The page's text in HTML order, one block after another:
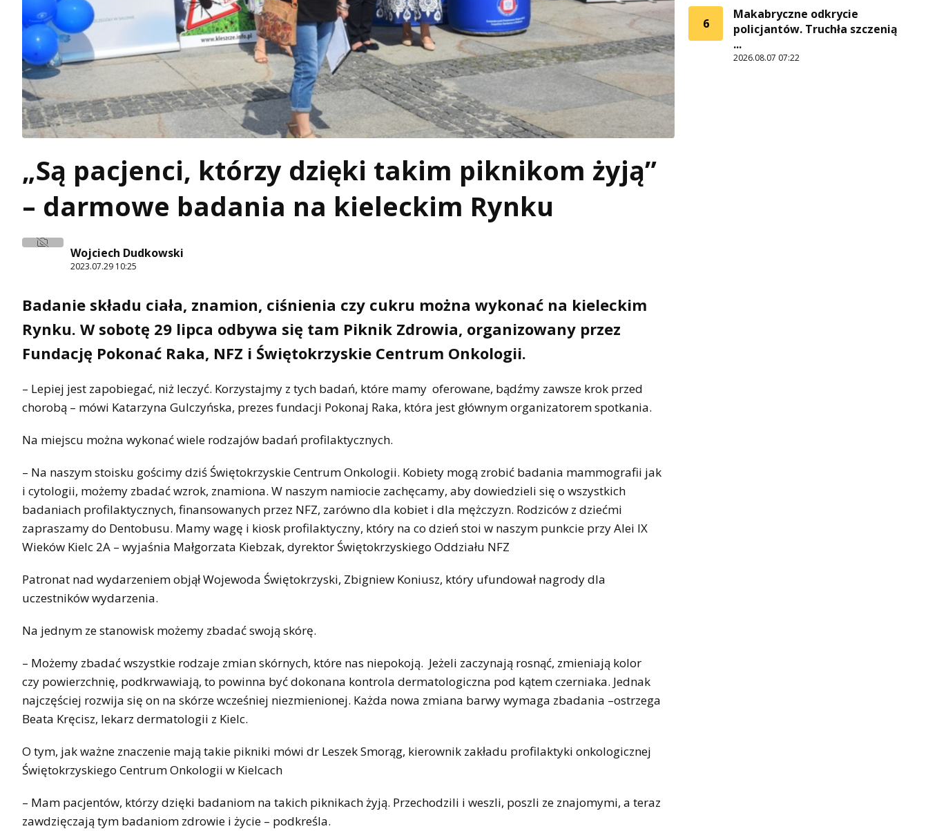
„Są pacjenci, którzy dzięki takim piknikom żyją”
– darmowe badania na kieleckim Rynku
Wojciech Dudkowski
2023.07.29 10:25
Badanie składu ciała, znamion, ciśnienia czy cukru można wykonać na kieleckim
Rynku. W sobotę 29 lipca odbywa się tam Piknik Zdrowia, organizowany przez
Fundację Pokonać Raka, NFZ i Świętokrzyskie Centrum Onkologii.
– Lepiej jest zapobiegać, niż leczyć. Korzystajmy z tych badań, które mamy oferowane, bądźmy zawsze krok przed
chorobą – mówi Katarzyna Gulczyńska, prezes fundacji Pokonaj Raka, która jest głównym organizatorem spotkania.
Na miejscu można wykonać wiele rodzajów badań profilaktycznych.
– Na naszym stoisku gościmy dziś Świętokrzyskie Centrum Onkologii. Kobiety mogą zrobić badania mammografii jak
i cytologii, możemy zbadać wzrok, znamiona. W naszym namiocie zachęcamy, aby dowiedzieli się o wszystkich
badaniach profilaktycznych, finansowanych przez NFZ, zarówno dla kobiet i dla mężczyzn. Rodziców z dziećmi
zapraszamy do Dentobusu. Mamy wagę i kiosk profilaktyczny, który na co dzień stoi w naszym punkcie przy Alei IX
Wieków Kielc 2A – wyjaśnia Małgorzata Kiebzak, dyrektor Świętokrzyskiego Oddziału NFZ
Patronat nad wydarzeniem objął Wojewoda Świętokrzyski, Zbigniew Koniusz, który ufundował nagrody dla
uczestników wydarzenia.
Na jednym ze stanowisk możemy zbadać swoją skórę.
– Możemy zbadać wszystkie rodzaje zmian skórnych, które nas niepokoją. Jeżeli zaczynają rosnąć, zmieniają kolor
czy powierzchnię, podkrwawiają, to powinna być dokonana kontrola dermatologiczna pod kątem czerniaka. Jednak
najczęściej rozwija się on na skórze wcześniej niezmienionej. Każda nowa zmiana barwy wymaga zbadania –ostrzega
Beata Kręcisz, lekarz dermatologii z Kielc.
O tym, jak ważne znaczenie mają takie pikniki mówi dr Leszek Smorąg, kierownik zakładu profilaktyki onkologicznej
Świętokrzyskiego Centrum Onkologii w Kielcach
– Mam pacjentów, którzy dzięki badaniom na takich piknikach żyją. Przechodzili i weszli, poszli ze znajomymi, a teraz
zawdzięczają tym badaniom zdrowie i życie – podkreśla.
6
Makabryczne odkrycie
policjantów. Truchła szczenią
...
2026.08.07 07:22